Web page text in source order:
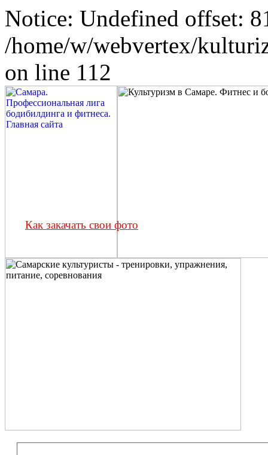
Notice: Undefined offset:
/home/w/webvertex/
on line 112
Как закачать свои фото